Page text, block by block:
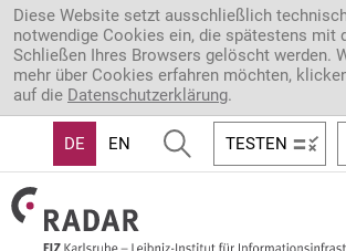
Direkt zum Inhalt
Diese Website setzt ausschließlich
notwendige Cookies ein, die spätestens mit
Schließen Ihres Browsers gelöscht werden.
mehr über Cookies erfahren möchten,
auf die Datenschutzerklärung.
DE EN TESTEN